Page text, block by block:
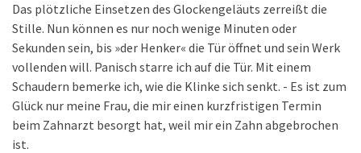
Das plötzliche Einsetzen des Glockengeläuts zerreißt die
Stille. Nun können es nur noch wenige Minuten oder
Sekunden sein, bis »der Henker« die Tür öffnet und sein Werk
vollenden will. Panisch starre ich auf die Tür. Mit einem
Schaudern bemerke ich, wie die Klinke sich senkt. - Es ist zum
Glück nur meine Frau, die mir einen kurzfristigen Termin
beim Zahnarzt besorgt hat, weil mir ein Zahn abgebrochen
ist.